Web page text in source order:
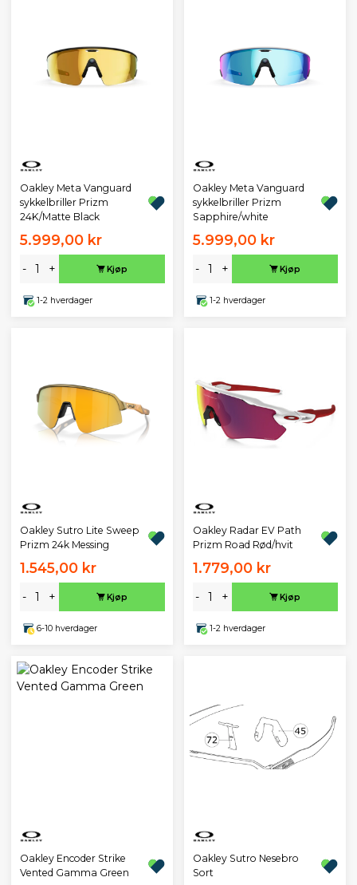
Oakley Meta Vanguard
sykkelbriller Prizm
24K/Matte Black
5.999,00 kr
- + Kjøp
1-2 hverdager
Oakley Meta Vanguard
sykkelbriller Prizm
Sapphire/white
5.999,00 kr
- + Kjøp
1-2 hverdager
Oakley Sutro Lite Sweep
Prizm 24k Messing
1.545,00 kr
- + Kjøp
6-10 hverdager
Oakley Radar EV Path
Prizm Road Rød/hvit
1.779,00 kr
- + Kjøp
1-2 hverdager
Oakley Encoder Strike
Vented Gamma Green
Oakley Sutro Nesebro
Sort